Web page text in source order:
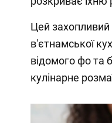
Цей захопливий
в'єтнамської
відомого фо та
кулінарне